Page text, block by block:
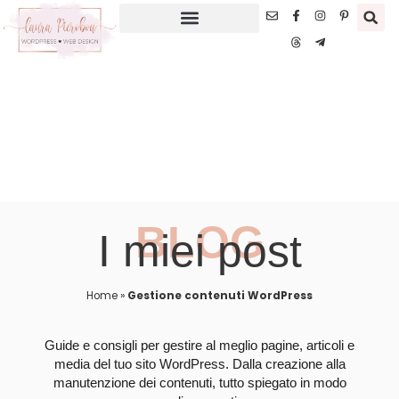
BLOG
I miei post
Home» Gestione contenuti WordPress
Guide e consigli per gestire al meglio pagine, articoli e
media del tuo sito WordPress. Dalla creazione alla
manutenzione dei contenuti, tutto spiegato in modo